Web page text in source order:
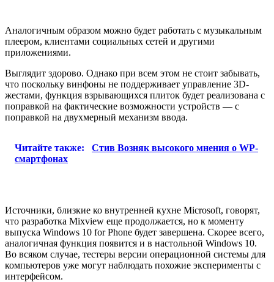
Аналогичным образом можно будет работать с музыкальным
плеером, клиентами социальных сетей и другими
приложениями.
Выглядит здорово. Однако при всем этом не стоит забывать,
что поскольку винфоны не поддерживает управление 3D-
жестами, функция взрывающихся плиток будет реализована с
поправкой на фактические возможности устройств — с
поправкой на двухмерный механизм ввода.
Читайте также:
Стив Возняк высокого мнения о WP-
смартфонах
Источники, близкие ко внутренней кухне Microsoft, говорят,
что разработка Mixview еще продолжается, но к моменту
выпуска Windows 10 for Phone будет завершена. Скорее всего,
аналогичная функция появится и в настольной Windows 10.
Во всяком случае, тестеры версии операционной системы для
компьютеров уже могут наблюдать похожие эксперименты с
интерфейсом.